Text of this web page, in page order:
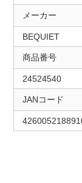
メーカー
BEQUIET
商品番号
24524540
JANコード